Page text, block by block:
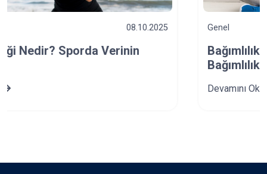
03.10.2025
Bağımlılık Türleri Nelerdir? Spor ve